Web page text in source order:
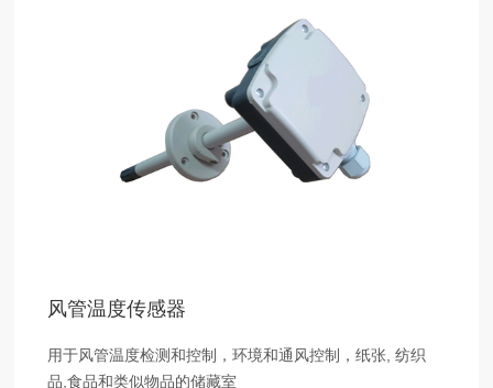
风管温度传感器
用于风管温度检测和控制，环境和通风控制，纸张, 纺织
品,食品和类似物品的储藏室